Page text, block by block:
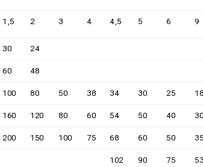
1,5 2 3 4 4,5 5 6 9
30 24
60 48
100 80 50 38 34 30 25 18
160 120 80 60 54 50 40 30
200 150 100 75 68 60 50 35
102 90 75 53